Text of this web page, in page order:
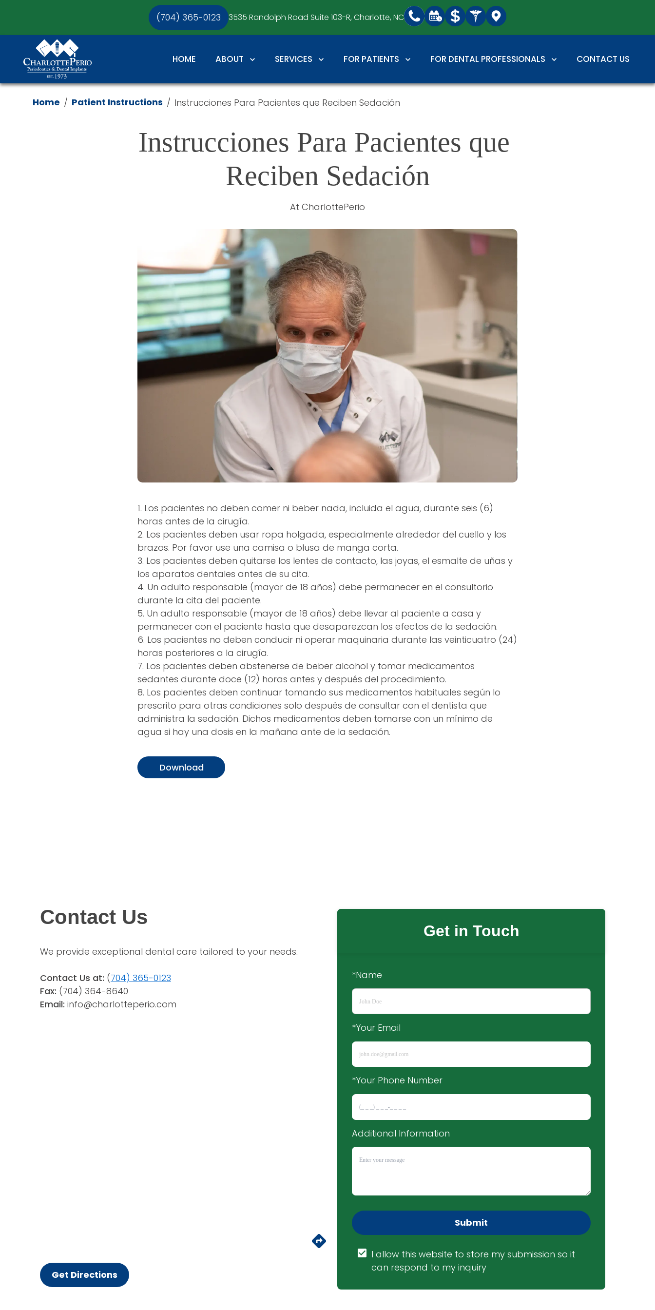
3535 Randolph Road Suite 103-R, Charlotte, NC
(704) 365-0123
HOME ABOUT SERVICES FOR PATIENTS FOR DENTAL PROFESSIONALS CONTACT US
Home / Patient Instructions / Instrucciones Para Pacientes que Reciben Sedación
Instrucciones Para Pacientes que
Reciben Sedación
At CharlottePerio
1. Los pacientes no deben comer ni beber nada, incluida el agua, durante seis (6)
horas antes de la cirugía.
2. Los pacientes deben usar ropa holgada, especialmente alrededor del cuello y los
brazos. Por favor use una camisa o blusa de manga corta.
3. Los pacientes deben quitarse los lentes de contacto, las joyas, el esmalte de uñas y
los aparatos dentales antes de su cita.
4. Un adulto responsable (mayor de 18 años) debe permanecer en el consultorio
durante la cita del paciente.
5. Un adulto responsable (mayor de 18 años) debe llevar al paciente a casa y
permanecer con el paciente hasta que desaparezcan los efectos de la sedación.
6. Los pacientes no deben conducir ni operar maquinaria durante las veinticuatro (24)
horas posteriores a la cirugía.
7. Los pacientes deben abstenerse de beber alcohol y tomar medicamentos
sedantes durante doce (12) horas antes y después del procedimiento.
8. Los pacientes deben continuar tomando sus medicamentos habituales según lo
prescrito para otras condiciones solo después de consultar con el dentista que
administra la sedación. Dichos medicamentos deben tomarse con un mínimo de
agua si hay una dosis en la mañana ante de la sedación.
Download
Contact Us
We provide exceptional dental care tailored to your needs.
Contact Us at: (704) 365-0123
Fax: (704) 364-8640
Email: info@charlotteperio.com
Get Directions
Get in Touch
*Name
*Your Email
*Your Phone Number
Additional Information
Submit
I allow this website to store my submission so it
can respond to my inquiry